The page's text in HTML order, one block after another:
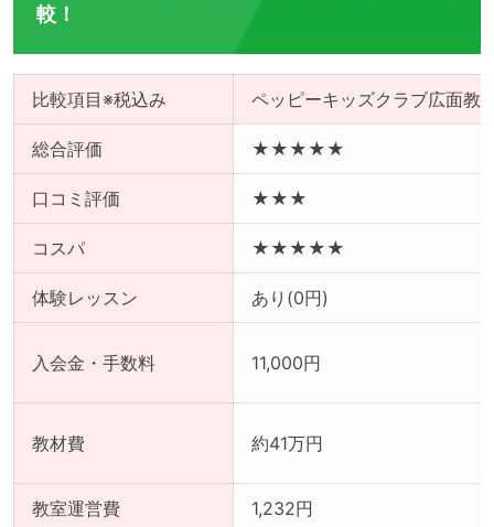
較！
比較項目※税込み ペッピーキッズクラブ広面教
総合評価 ★★★★★
口コミ評価 ★★★
コスパ ★★★★★
体験レッスン あり(0円)
入会金・手数料 11,000円
教材費 約41万円
教室運営費 1,232円